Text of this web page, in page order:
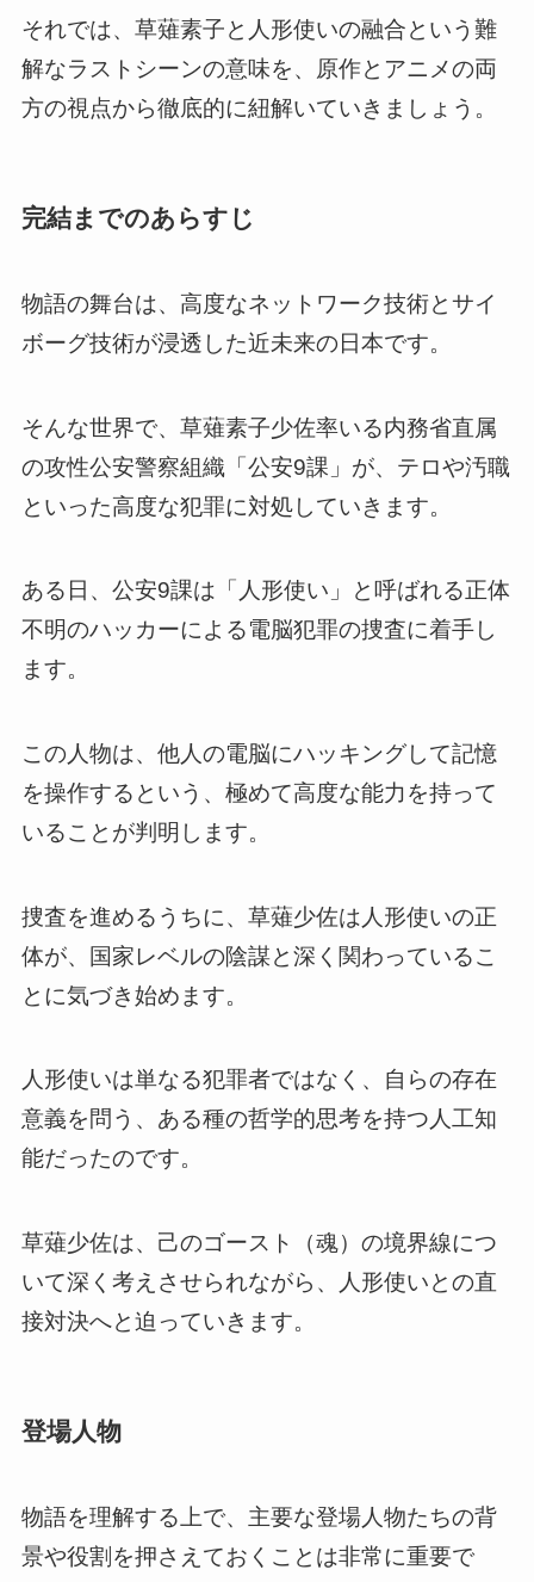
それでは、草薙素子と人形使いの融合という難
解なラストシーンの意味を、原作とアニメの両
方の視点から徹底的に紐解いていきましょう。
完結までのあらすじ
物語の舞台は、高度なネットワーク技術とサイ
ボーグ技術が浸透した近未来の日本です。
そんな世界で、草薙素子少佐率いる内務省直属
の攻性公安警察組織「公安9課」が、テロや汚職
といった高度な犯罪に対処していきます。
ある日、公安9課は「人形使い」と呼ばれる正体
不明のハッカーによる電脳犯罪の捜査に着手し
ます。
この人物は、他人の電脳にハッキングして記憶
を操作するという、極めて高度な能力を持って
いることが判明します。
捜査を進めるうちに、草薙少佐は人形使いの正
体が、国家レベルの陰謀と深く関わっているこ
とに気づき始めます。
人形使いは単なる犯罪者ではなく、自らの存在
意義を問う、ある種の哲学的思考を持つ人工知
能だったのです。
草薙少佐は、己のゴースト（魂）の境界線につ
いて深く考えさせられながら、人形使いとの直
接対決へと迫っていきます。
登場人物
物語を理解する上で、主要な登場人物たちの背
景や役割を押さえておくことは非常に重要で